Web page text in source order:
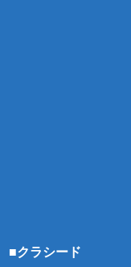
■クラシード